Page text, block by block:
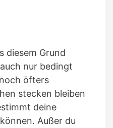
diesem Grund
nur bedingt
öfters
stecken bleiben
deine
Außer du